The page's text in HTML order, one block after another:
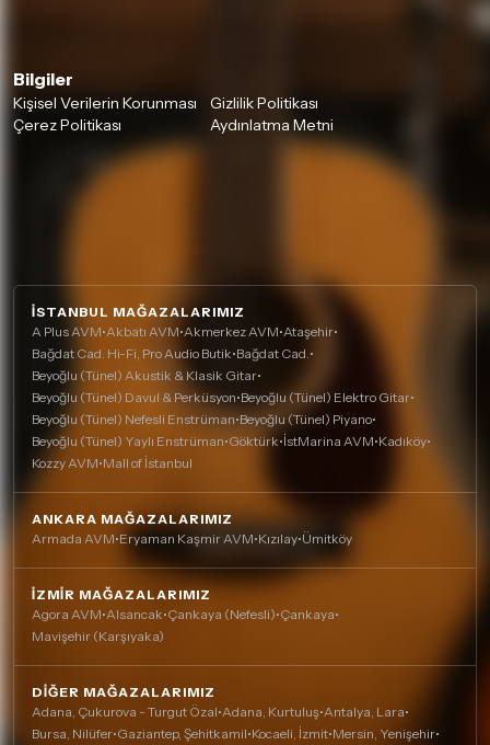
Bilgiler
Kişisel Verilerin Korunması
Gizlilik Politikası
Çerez Politikası
Aydınlatma Metni
İSTANBUL MAĞAZALARIMIZ
A Plus AVM•Akbatı AVM•Akmerkez AVM•Ataşehir•
Bağdat Cad. Hi-Fi, Pro Audio Butik•Bağdat Cad.•
Beyoğlu (Tünel) Akustik & Klasik Gitar•
Beyoğlu (Tünel) Davul & Perküsyon•Beyoğlu (Tünel) Elektro Gitar•
Beyoğlu (Tünel) Nefesli Enstrüman•Beyoğlu (Tünel) Piyano•
Beyoğlu (Tünel) Yaylı Enstrüman•Göktürk•İstMarina AVM•Kadıköy•
Kozzy AVM•Mall of İstanbul
ANKARA MAĞAZALARIMIZ
Armada AVM•Eryaman Kaşmir AVM•Kızılay•Ümitköy
İZMIR MAĞAZALARIMIZ
Agora AVM•Alsancak•Çankaya (Nefesli)•Çankaya•
Mavişehir (Karşıyaka)
DIĞER MAĞAZALARIMIZ
Adana, Çukurova - Turgut Özal•Adana, Kurtuluş•Antalya, Lara•
Bursa, Nilüfer•Gaziantep, Şehitkamil•Kocaeli, İzmit•Mersin, Yenişehir•